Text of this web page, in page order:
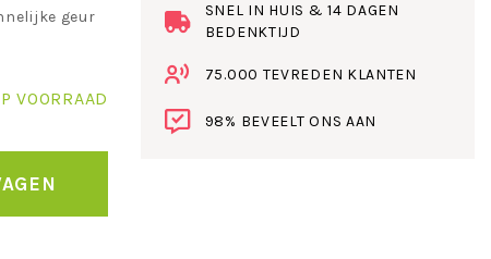
geur
VOORRAAD
SNEL IN HUIS & 14 DAGEN
BEDENKTIJD
75.000 TEVREDEN KLANTEN
98% BEVEELT ONS AAN